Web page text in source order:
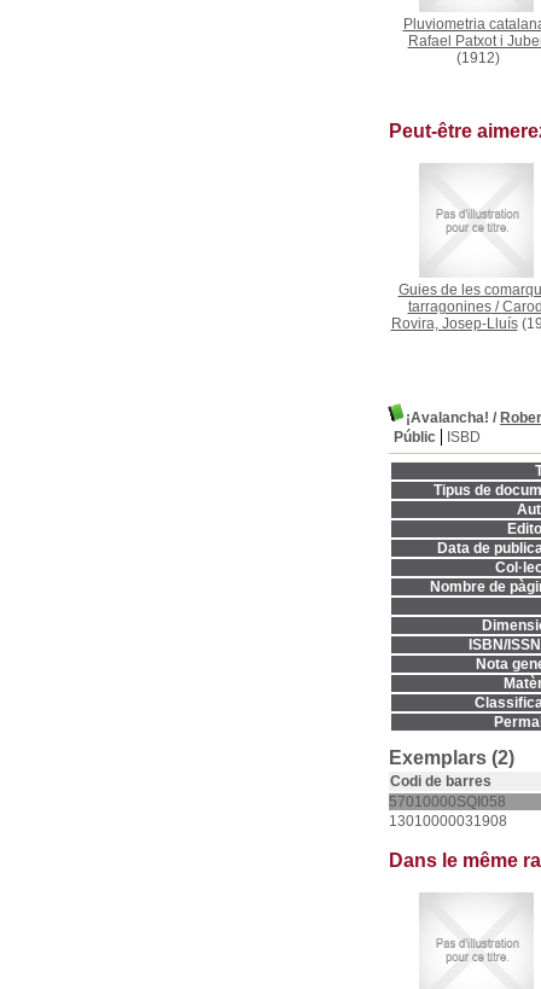
Pluviometria
Rafael Patxot i
(1912)
Peut-être
Guies de les
tarragonines/
Rovira, Josep-Lluís
¡Avalancha! /
Públic
ISBD
Tipus de
Data de
Nombre de
ISBN/
Nota
Exemplars (2)
Codi de barres
57010000SQI058
13010000031908
Dans le même